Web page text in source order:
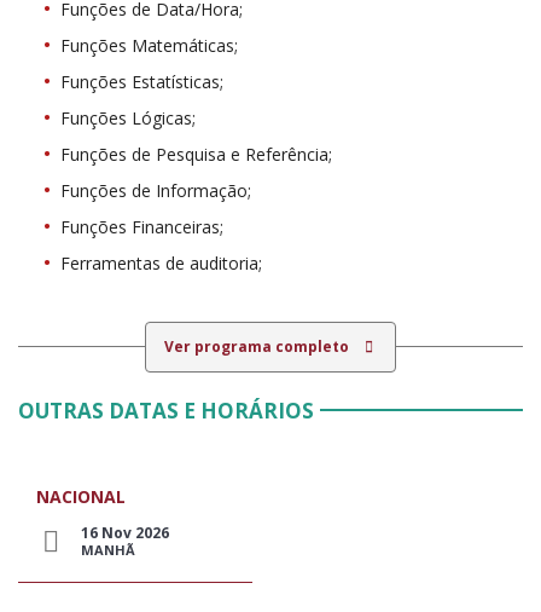
Funções de Data/Hora;
Funções Matemáticas;
Funções Estatísticas;
Funções Lógicas;
Funções de Pesquisa e Referência;
Funções de Informação;
Funções Financeiras;
Ferramentas de auditoria;
Ver programa completo
OUTRAS DATAS E HORÁRIOS
NACIONAL
16 Nov 2026
MANHÃ